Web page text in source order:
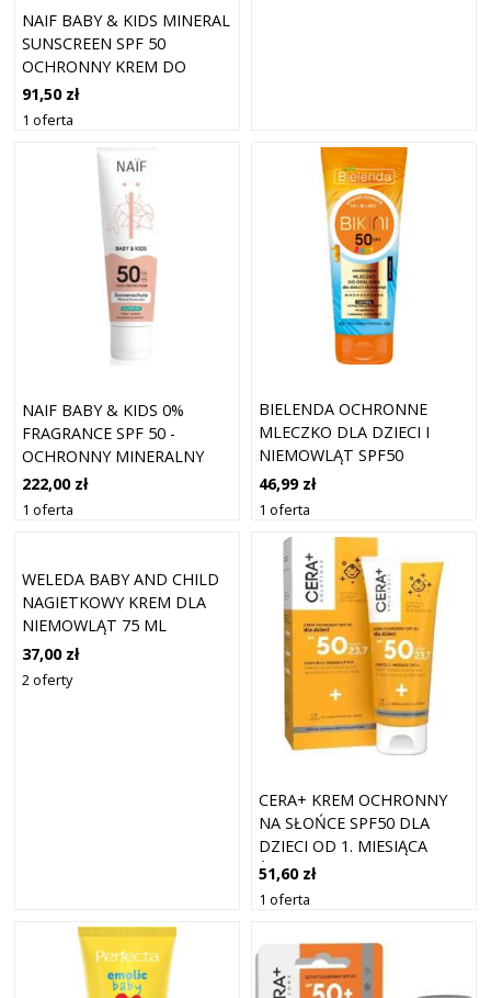
NAIF BABY & KIDS MINERAL
SUNSCREEN SPF 50
OCHRONNY KREM DO
OPALANIA DLA
NIEMOWLĄT I DZIECI SPF
91,50 zł
1 oferta
NAIF BABY & KIDS 0%
FRAGRANCE SPF 50 -
OCHRONNY MINERALNY
KREM PRZECIWSŁONECZNY
DLA DZIECI I NIEMOWLĄT
222,00 zł
1 oferta
BIELENDA OCHRONNE
MLECZKO DLA DZIECI I
NIEMOWLĄT SPF50
46,99 zł
1 oferta
WELEDA BABY AND CHILD
NAGIETKOWY KREM DLA
NIEMOWLĄT 75 ML
37,00 zł
2 oferty
CERA+ KREM OCHRONNY
NA SŁOŃCE SPF50 DLA
DZIECI OD 1. MIESIĄCA
ŻYCIA 50ML
51,60 zł
1 oferta